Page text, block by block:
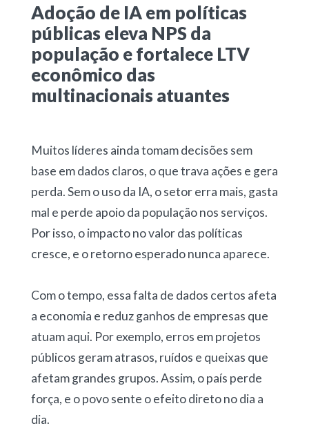
Adoção de IA em políticas
públicas eleva NPS da
população e fortalece LTV
econômico das
multinacionais atuantes
Muitos líderes ainda tomam decisões sem
base em dados claros, o que trava ações e gera
perda. Sem o uso da IA, o setor erra mais, gasta
mal e perde apoio da população nos serviços.
Por isso, o impacto no valor das políticas
cresce, e o retorno esperado nunca aparece.
Com o tempo, essa falta de dados certos afeta
a economia e reduz ganhos de empresas que
atuam aqui. Por exemplo, erros em projetos
públicos geram atrasos, ruídos e queixas que
afetam grandes grupos. Assim, o país perde
força, e o povo sente o efeito direto no dia a
dia.